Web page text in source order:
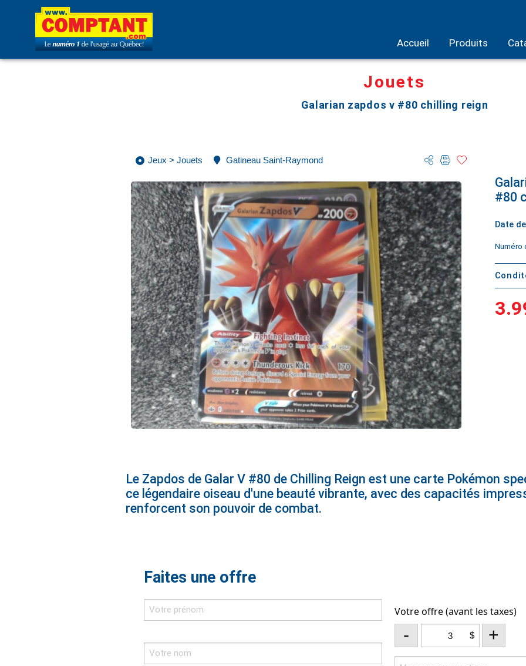
Accueil Produits
Jouets
Galarian zapdos v #80 chilling reign
Jeux > Jouets Gatineau Saint-Raymond
#80
Date
Numéro
Le Zapdos de Galar V #80 de Chilling Reign est une carte Pokémon
ce légendaire oiseau d'une beauté vibrante, avec des capacités
renforcent son pouvoir de combat.
Faites une offre
Votre offre (avant les taxes)
- $ +